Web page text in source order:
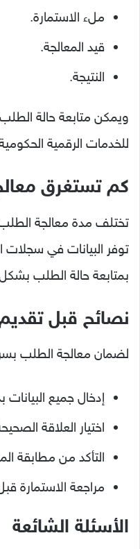
ملء الاستمارة.
قيد المعالجة.
النتيجة.
ويمكن متابعة حالة الطلب
للخدمات الرقمية
كم تستغرق
تختلف مدة معالجة
توفر البيانات في سجلات
بمتابعة حالة الطلب
نصائح قبل
لضمان معالجة الطلب
إدخال جميع البيانات
اختيار العلاقة
التأكد من مطابقة
مراجعة الاستمارة
الأسئلة الشائعة